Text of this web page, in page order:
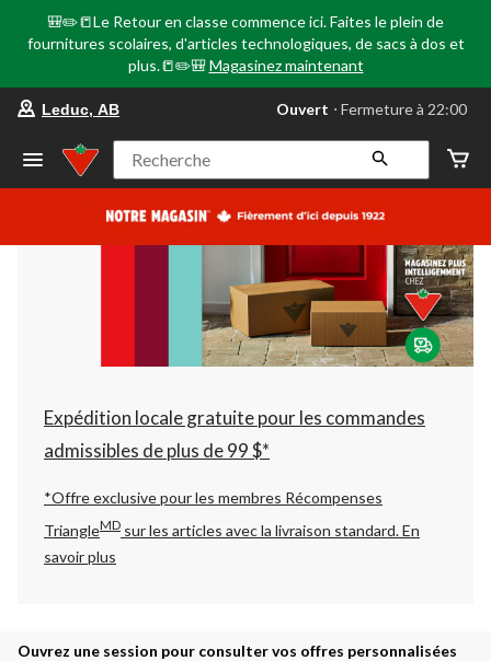
🎒✏️📒Le Retour en classe commence ici. Faites le plein de
fournitures scolaires, d'articles technologiques, de sacs à dos et
plus.📒✏️🎒 Magasinez maintenant
votre
préféré
Leduc,
AB,
courament
Fermeture
à
22:00
cliquer
pour
changer
Leduc, AB Ouvert ⋅ Fermeture à 22:00
Recherche
Expédition locale gratuite pour les commandes
admissibles de plus de 99 $*
*Offre exclusive pour les membres Récompenses
TriangleMD sur les articles avec la livraison standard.En
savoir plus
Ouvrez une session pour consulter vos offres personnalisées